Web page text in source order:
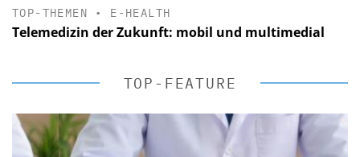
TOP-THEMEN • E-HEALTH
Telemedizin der Zukunft: mobil und multimedial
TOP-FEATURE